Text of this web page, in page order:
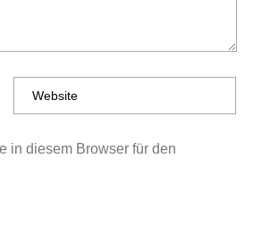
in diesem Browser für den